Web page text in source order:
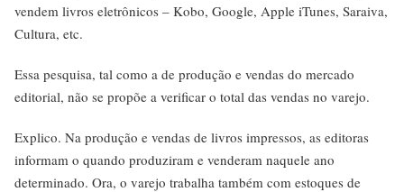
vendem livros eletrônicos – Kobo, Google, Apple iTunes, Saraiva,
Cultura, etc.
Essa pesquisa, tal como a de produção e vendas do mercado
editorial, não se propõe a verificar o total das vendas no varejo.
Explico. Na produção e vendas de livros impressos, as editoras
informam o quando produziram e venderam naquele ano
determinado. Ora, o varejo trabalha também com estoques de